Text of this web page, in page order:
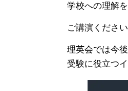
学校への理解
ご講演くださ
理英会では今
受験に役立つ